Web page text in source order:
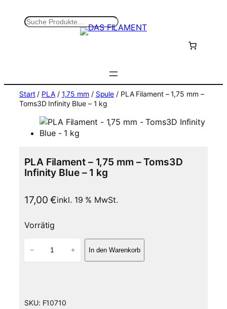
S
Start/ PLA/ 1,75 mm / Spule / PLA Filament – 1,75 mm –
Toms3D Infinity Blue – 1 kg
PLA Filament – 1,75 mm – Toms3D
Infinity Blue – 1 kg
17,00€inkl. 19 % MwSt.
Vorrätig
l
− + In den Warenkorb
SKU: F10710